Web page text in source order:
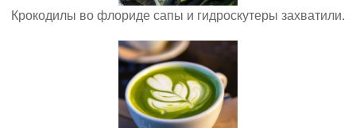
Крокодилы во флориде сапы и гидроскутеры захватили.